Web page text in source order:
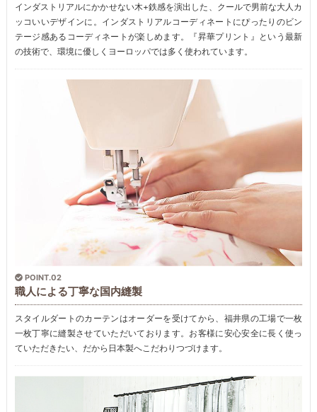
インダストリアルにかかせない木+鉄感を演出した、クールで男前な大人カ
ッコいいデザインに。インダストリアルコーディネートにぴったりのビン
テージ感あるコーディネートが楽しめます。『昇華プリント』という最新
の技術で、環境に優しくヨーロッパでは多く使われています。
POINT.02
職人による丁寧な国内縫製
スタイルダートのカーテンはオーダーを受けてから、福井県の工場で一枚
一枚丁寧に縫製させていただいております。お客様に安心安全に長く使っ
ていただきたい、だから日本製へこだわりつづけます。